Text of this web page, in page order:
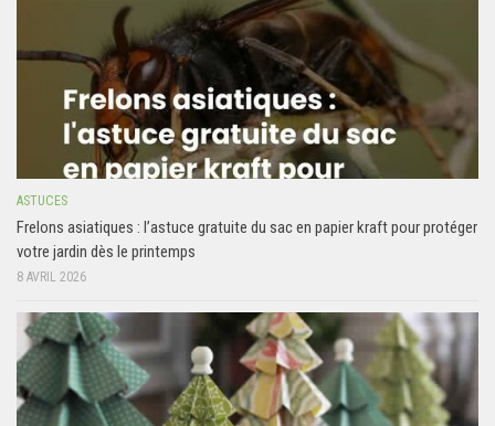
ASTUCES
Frelons asiatiques : l’astuce gratuite du sac en papier kraft pour protéger
votre jardin dès le printemps
8 AVRIL 2026